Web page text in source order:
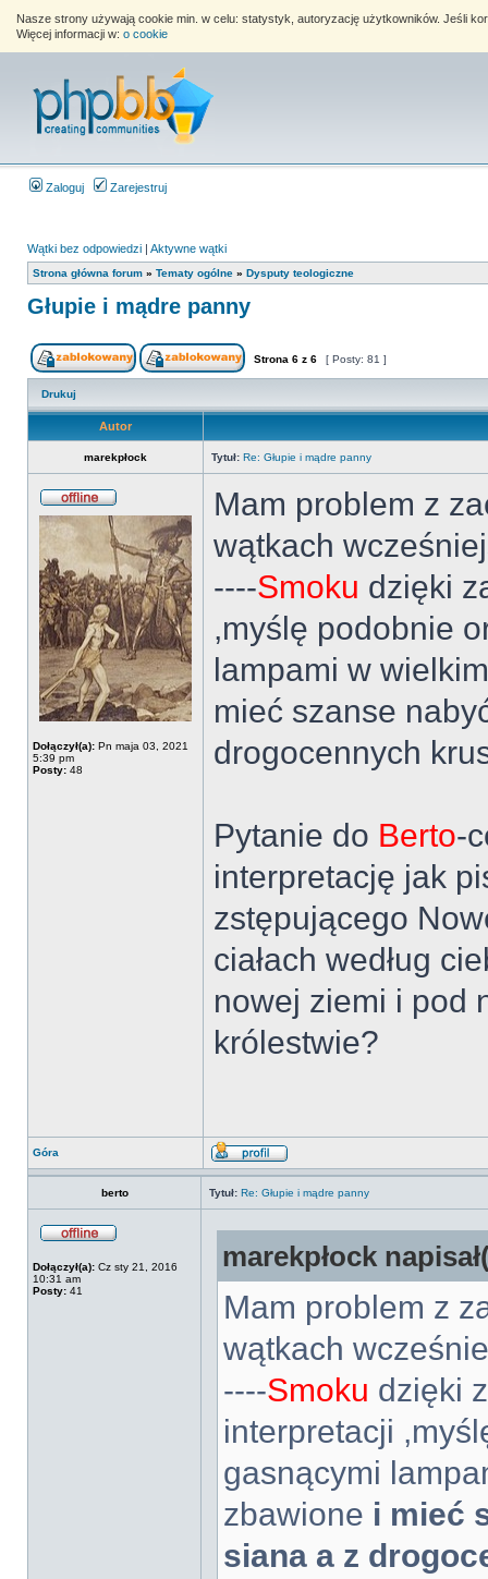
Nasze strony używają cookie min. w celu: statystyk, autoryzację użytkowników. Jeśli
Więcej informacji w: o cookie
Zaloguj Zarejestruj
Wątki bez odpowiedzi | Aktywne wątki
Strona główna forum » Tematy ogólne » Dysputy teologiczne
Głupie i mądre panny
Strona 6 z 6 [ Posty: 81 ]
Drukuj
Autor
marekpłock Tytuł: Re: Głupie i mądre panny
Dołączył(a): Pn maja 03, 2021
5:39 pm
Posty: 48
Mam problem z
wątkach
----Smoku dzięki
,myślę podobnie
lampami w
mieć szanse
drogocennych
Pytanie do Berto-
interpretację jak
zstępującego
ciałach według
nowej ziemi i pod
królestwie?
Góra
berto Tytuł: Re: Głupie i mądre panny
Dołączył(a): Cz sty 21, 2016
10:31 am
Posty: 41
marekpłock
Mam problem z
wątkach
----Smoku dzięki
interpretacji
gasnącymi
zbawione i mieć
siana a z